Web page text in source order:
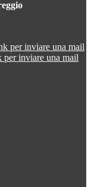
per inviare una mail
per inviare una mail